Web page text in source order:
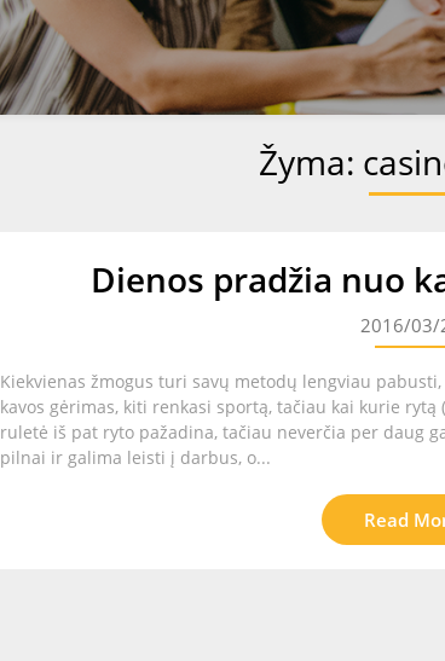
Žyma:
Dienos pradžia nuo
2016/03/
Kiekvienas žmogus turi savų metodų lengviau
kavos gėrimas, kiti renkasi sportą, tačiau kai kurie
ruletė iš pat ryto pažadina, tačiau neverčia per daug
pilnai ir galima leisti į darbus, o...
Read